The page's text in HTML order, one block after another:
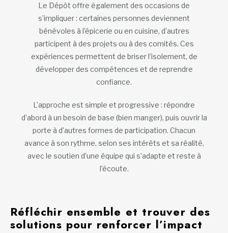
Le Dépôt offre également des occasions de
s’impliquer : certaines personnes deviennent
bénévoles à l’épicerie ou en cuisine, d’autres
participent à des projets ou à des comités. Ces
expériences permettent de briser l’isolement, de
développer des compétences et de reprendre
confiance.
L’approche est simple et progressive : répondre
d’abord à un besoin de base (bien manger), puis ouvrir la
porte à d’autres formes de participation. Chacun
avance à son rythme, selon ses intérêts et sa réalité,
avec le soutien d’une équipe qui s’adapte et reste à
l’écoute.
Réfléchir ensemble et trouver des
solutions pour renforcer l’impact